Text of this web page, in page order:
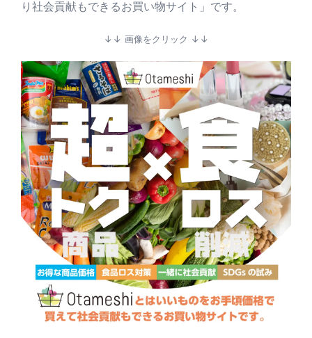
り社会貢献もできるお買い物サイト」です。
↓↓ 画像をクリック ↓↓